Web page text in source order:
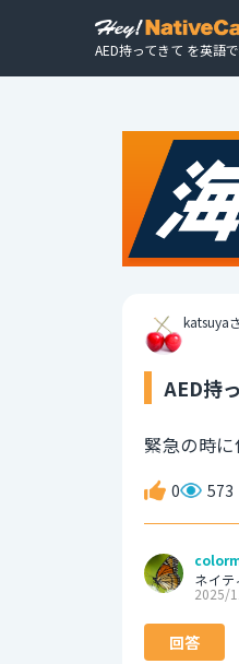
AED持ってきて を英語
katsuya
AED持
緊急の時
0 573
ネイ
2025/
回答